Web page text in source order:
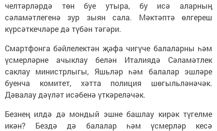
челтәрләрдә төн буе утыра, бу исә аларның
сәламәтлегенә зур зыян сала. Мәктәптә өлгереш
күрсәткечләре дә түбән тәгәри.
Смартфонга бәйлелектән җәфа чигүче балаларны һәм
үсмерләрне ачыклау белән Италиядә Сәламәтлек
саклау министрлыгы, Яшьләр һәм балалар эшләре
буенча комитет, хәтта полиция шөгыльләнәчәк.
Дәвалау дәүләт исәбенә үткәреләчәк.
Безнең илдә дә мондый эшне башлау кирәк түгелме
икән? Бездә дә балалар һәм үсмерләр кесә